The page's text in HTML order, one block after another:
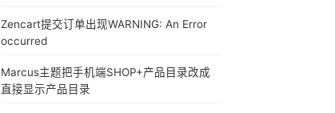
Zencart提交订单出现WARNING: An Error
occurred
Marcus主题把手机端SHOP+产品目录改成
直接显示产品目录